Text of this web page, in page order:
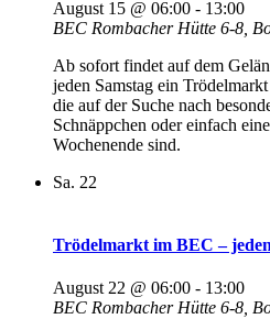
August 15 @ 06:00 - 13:00
BEC Rombacher Hütte 6-8,
Ab sofort findet auf dem
jeden Samstag ein
die auf der Suche nach
Schnäppchen oder einfach
Wochenende sind.
Sa. 22
Trödelmarkt im BEC –
August 22 @ 06:00 - 13:00
BEC Rombacher Hütte 6-8,